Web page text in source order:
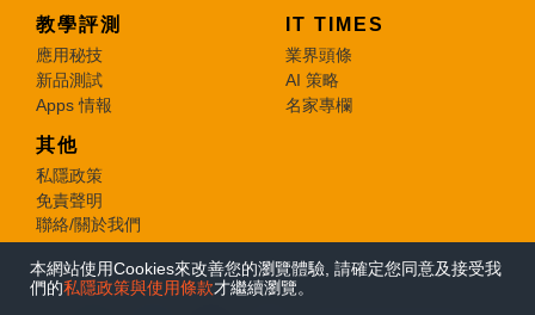
本網站使用Cookies來改善您的瀏覽體驗, 請確定您同意及接受我
們的私隱政策與使用條款才繼續瀏覽。
教學評測
應用秘技
新品測試
Apps 情報
IT TIMES
業界頭條
AI 策略
名家專欄
其他
私隱政策
免責聲明
聯絡/關於我們
© 2026 e-zone. All Rights Reserved.